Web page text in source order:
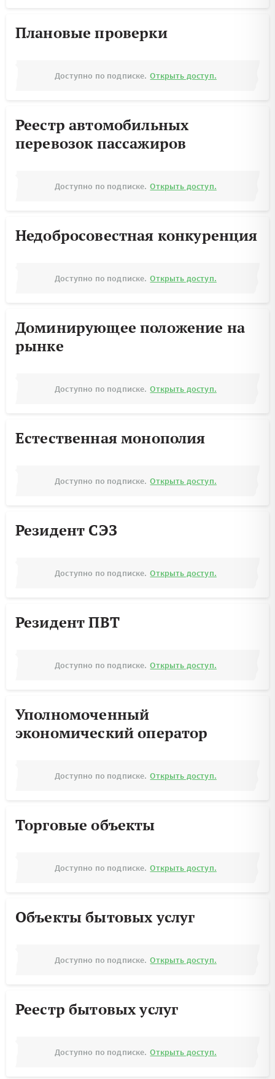
Плановые проверки
Доступно по подписке. Открыть доступ.
Реестр автомобильных
перевозок пассажиров
Доступно по подписке. Открыть доступ.
Недобросовестная конкуренция
Доступно по подписке. Открыть доступ.
Доминирующее положение на
рынке
Доступно по подписке. Открыть доступ.
Естественная монополия
Доступно по подписке. Открыть доступ.
Резидент СЭЗ
Доступно по подписке. Открыть доступ.
Резидент ПВТ
Доступно по подписке. Открыть доступ.
Уполномоченный
экономический оператор
Доступно по подписке. Открыть доступ.
Торговые объекты
Доступно по подписке. Открыть доступ.
Объекты бытовых услуг
Доступно по подписке. Открыть доступ.
Реестр бытовых услуг
Доступно по подписке. Открыть доступ.